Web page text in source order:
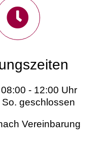
- 12:00 Uhr
So. geschlossen
Vereinbarung